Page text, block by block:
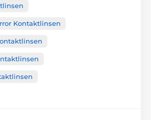
Kontaktlinsen